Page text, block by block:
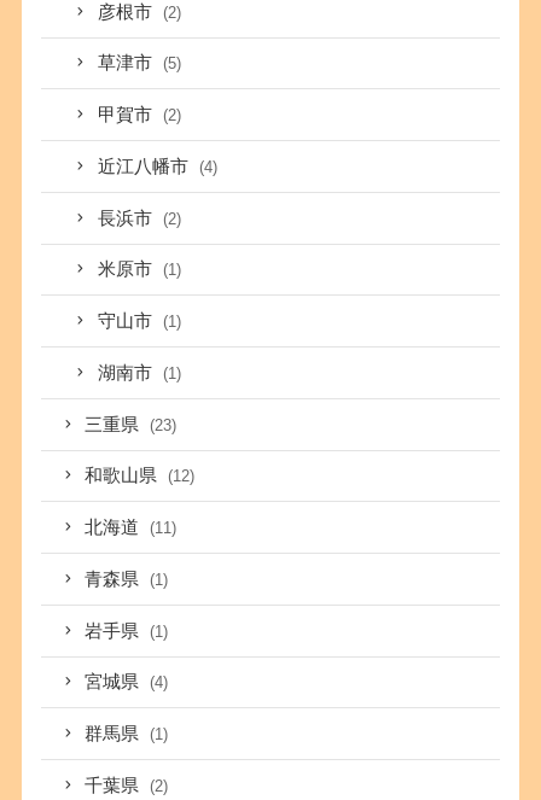
彦根市 (2)
草津市 (5)
甲賀市 (2)
近江八幡市 (4)
長浜市 (2)
米原市 (1)
守山市 (1)
湖南市 (1)
三重県 (23)
和歌山県 (12)
北海道 (11)
青森県 (1)
岩手県 (1)
宮城県 (4)
群馬県 (1)
千葉県 (2)